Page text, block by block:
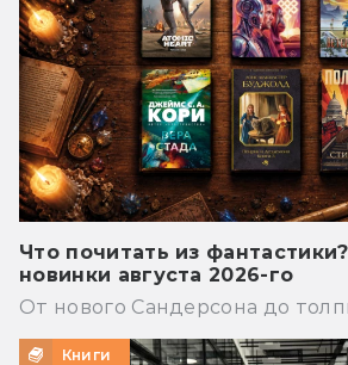
Что почитать из
новинки августа 2026-го
От нового Сандерсона до
Книги